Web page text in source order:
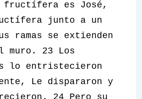
fructífera es José,
junto a un
ramas se extienden
muro. 23 Los
lo entristecieron
Le dispararon y
24 Pero su